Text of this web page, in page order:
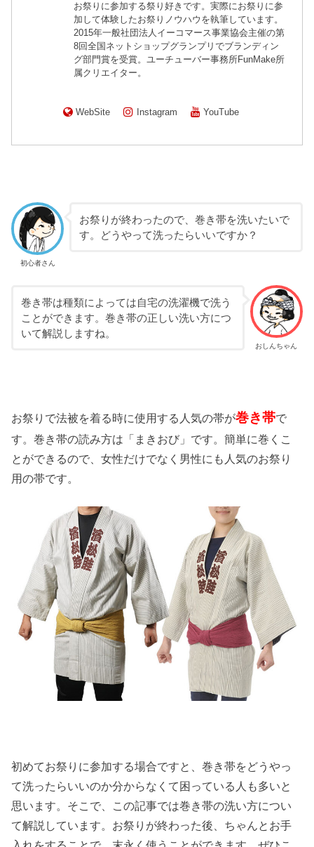
お祭りに参加する祭り好きです。実際にお祭りに参
加して体験したお祭りノウハウを執筆しています。
2015年一般社団法人イーコマース事業協会主催の第
8回全国ネットショップグランプリでブランディン
グ部門賞を受賞。ユーチューバー事務所FunMake所
属クリエイター。
WebSite Instagram YouTube
初心者さん
お祭りが終わったので、巻き帯を洗いたいで
す。どうやって洗ったらいいですか？
おしんちゃん
巻き帯は種類によっては自宅の洗濯機で洗う
ことができます。巻き帯の正しい洗い方につ
いて解説しますね。
お祭りで法被を着る時に使用する人気の帯が巻き帯で
す。巻き帯の読み方は「まきおび」です。簡単に巻くこ
とができるので、女性だけでなく男性にも人気のお祭り
用の帯です。
初めてお祭りに参加する場合ですと、巻き帯をどうやっ
て洗ったらいいのか分からなくて困っている人も多いと
思います。そこで、この記事では巻き帯の洗い方につい
て解説しています。お祭りが終わった後、ちゃんとお手